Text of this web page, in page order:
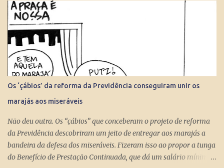
Os ‘çábios’ da reforma da Previdência conseguiram unir os
marajás aos miseráveis
Não deu outra. Os “çábios” que conceberam o projeto de reforma
da Previdência descobriram um jeito de entregar aos marajás a
bandeira da defesa dos miseráveis. Fizeram isso ao propor a tunga
do Benefício de Prestação Continuada, que dá um salário mínimo